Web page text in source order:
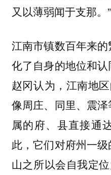
又以薄弱闻于支那。”
江南市镇数百年来
化了自身的地位和
赵冈认为，江南地区
像周庄、同里、震
属的府、县直接通
此，它们对府州一
山之所以会自我定